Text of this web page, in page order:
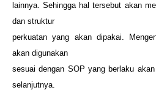
lainnya. Sehingga hal tersebut akan
dan struktur
perkuatan yang akan dipakai.
akan digunakan
sesuai dengan SOP yang berlaku
selanjutnya.